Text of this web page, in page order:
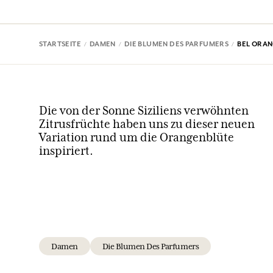
STARTSEITE DAMEN DIE BLUMEN DES PARFUMERS BEL
Die von der Sonne Siziliens verwöhnten
Zitrusfrüchte haben uns zu dieser neuen
Variation rund um die Orangenblüte
inspiriert.
Damen Die Blumen Des Parfumers